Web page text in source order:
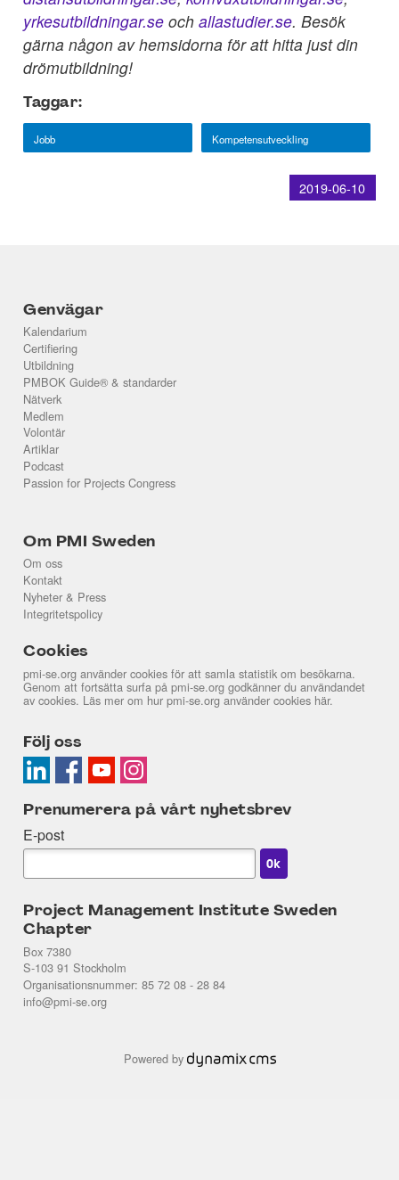
yrkesutbildningar.se och allastudier.se. Besök
gärna någon av hemsidorna för att hitta just din
drömutbildning!
Taggar:
Jobb Kompetensutveckling
2019-06-10
Genvägar
Kalendarium
Certifiering
Utbildning
PMBOK Guide® & standarder
Nätverk
Medlem
Volontär
Artiklar
Podcast
Passion for Projects Congress
Om PMI Sweden
Om oss
Kontakt
Nyheter & Press
Integritetspolicy
Cookies
pmi-se.org använder cookies för att samla statistik om besökarna.
Genom att fortsätta surfa på pmi-se.org godkänner du användandet
av cookies. Läs mer om hur pmi-se.org använder cookies här.
Följ oss
Prenumerera på vårt nyhetsbrev
E-post
Project Management Institute Sweden
Chapter
Box 7380
S-103 91 Stockholm
Organisationsnummer: 85 72 08 - 28 84
info@pmi-se.org
Powered by